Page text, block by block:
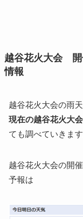
越谷花火大会 開
情報
越谷花火大会の雨
現在の越谷花火大
ても調べていきます
越谷花火大会の開
予報は